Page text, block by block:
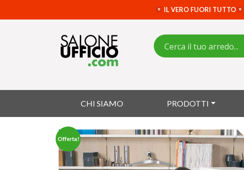
IL VERO FUORI TUTTO
CHI SIAMO PRODOTTI
Offerta!